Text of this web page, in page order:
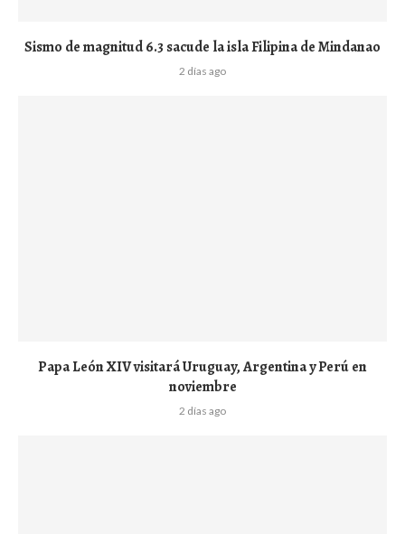
Sismo de magnitud 6.3 sacude la isla Filipina de Mindanao
2 días ago
Papa León XIV visitará Uruguay, Argentina y Perú en
noviembre
2 días ago